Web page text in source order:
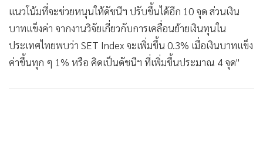
แนวโน้มที่จะช่วยหนุนให้ดัชนีฯ ปรับขึ้นได้อีก 10 จุด ส่วนเงิน
บาทแข็งค่า จากงานวิจัยเกี่ยวกับการเคลื่อนย้ายเงินทุนใน
ประเทศไทยพบว่า SET Index จะเพิ่มขึ้น 0.3% เมื่อเงินบาทแข็ง
ค่าขึ้นทุก ๆ 1% หรือ คิดเป็นดัชนีฯ ที่เพิ่มขึ้นประมาณ 4 จุด"